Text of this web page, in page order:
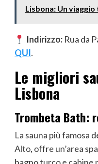
Lisbona: Un
Indirizzo:Rua da
QUI.
Le migliori
Lisbona
Trombeta Bath:
La sauna più famosa
Alto, offre un’area